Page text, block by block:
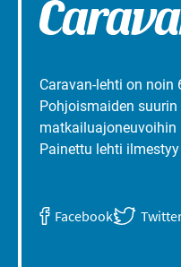
Caravan-lehti on noin
Pohjoismaiden
Painettu lehti
Facebook